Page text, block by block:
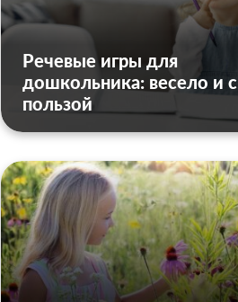
Речевые игры для
дошкольника: весело и с
пользой